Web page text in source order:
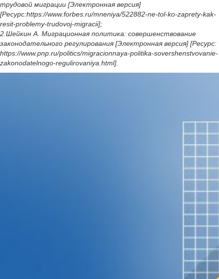
трудовой миграции [Электронная версия]
[Ресурс:https://www.forbes.ru/mneniya/522882-ne-tol-ko-zaprety-kak-
resit-problemy-trudovoj-migracii];
2.Шейкин А. Миграционная политика: совершенствование
законодательного регулирования [Электронная версия] [Ресурс:
https://www.pnp.ru/politics/migracionnaya-politika-sovershenstvovanie-
zakonodatelnogo-regulirovaniya.html].